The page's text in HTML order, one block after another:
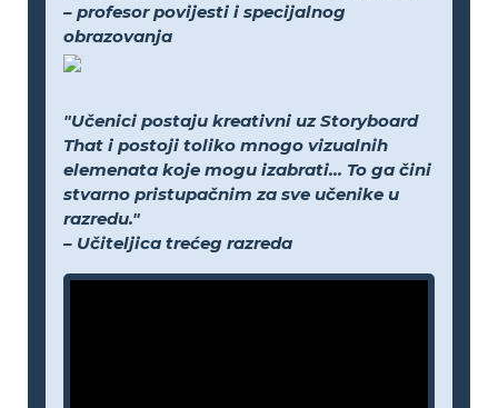
– profesor povijesti i specijalnog
obrazovanja
"Učenici postaju kreativni uz Storyboard
That i postoji toliko mnogo vizualnih
elemenata koje mogu izabrati... To ga čini
stvarno pristupačnim za sve učenike u
razredu."
– Učiteljica trećeg razreda